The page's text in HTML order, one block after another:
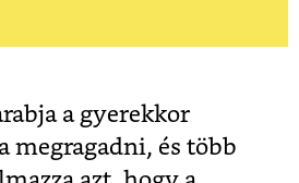
a gyerekkor
megragadni, és több